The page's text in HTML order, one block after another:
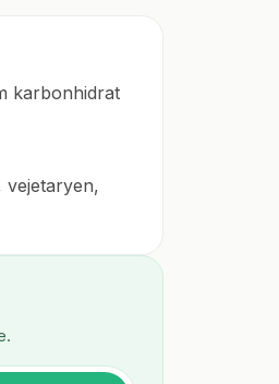
karbonhidrat
vejetaryen,